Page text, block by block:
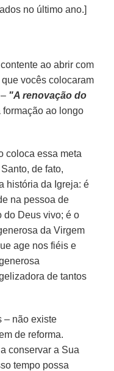
no último ano.]
ao abrir com
vocês colocaram
"A renovação do
ao longo
coloca essa meta
de fato,
história da Igreja: é
na pessoa de
do Deus vivo; é o
da Virgem
age nos fiéis e
de tantos
– não existe
de reforma.
conservar a Sua
tempo possa